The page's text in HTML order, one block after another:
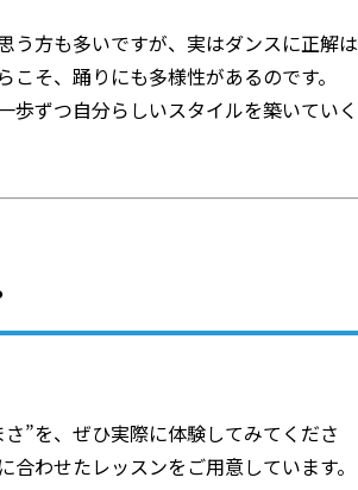
う方も多いですが、実はダンスに正解は
そ、踊りにも多様性があるのです。
歩ずつ自分らしいスタイルを築いていく
”を、ぜひ実際に体験してみてくださ
わせたレッスンをご用意しています。